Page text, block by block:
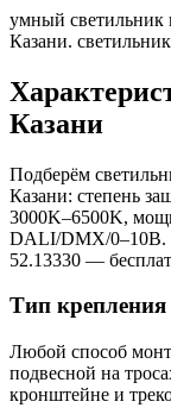
умный светильник
Казани.
Казани
Подберём
Казани: степень
3000K–6500K,
DALI/DMX/0–10В.
52.13330 —
Тип
Любой способ
подвесной на
кронштейне и